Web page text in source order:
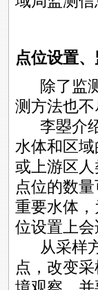
点位设置
除了监测
测方法也
李曌介绍
水体和区
或上游区
点位的数
重要水体
位设置上
从采样方
点，改变